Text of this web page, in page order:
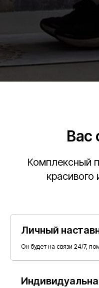
Вас
Комплексный
красивого
Личный
Он будет на связи 24/7,